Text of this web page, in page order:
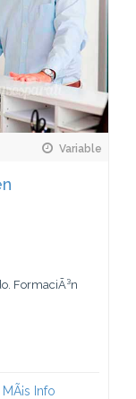
Variable
FormaciÃ³n
MÃ¡s Info